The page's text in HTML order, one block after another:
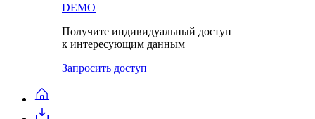
DEMO
Получите индивидуальный доступ
к интересующим данным
Запросить доступ